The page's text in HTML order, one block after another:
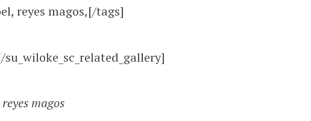
reyes magos,[/tags]
reyes magos